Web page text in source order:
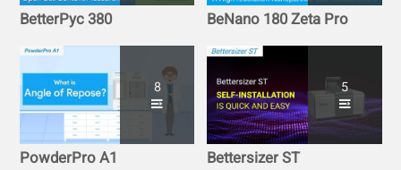
BetterPyc 380 BeNano 180 Zeta Pro
8
PowderPro A1
5
Bettersizer ST